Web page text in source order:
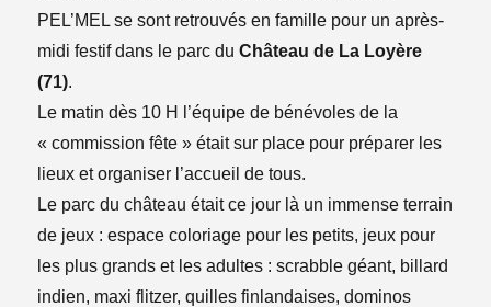
PEL’MEL se sont retrouvés en famille pour un après-
midi festif dans le parc duChâteau de La Loyère
(71).
Le matin dès 10 H l’équipe de bénévoles de la
« commission fête » était sur place pour préparer les
lieux et organiser l’accueil de tous.
Le parc du château était ce jour là un immense terrain
de jeux : espace coloriage pour les petits, jeux pour
les plus grands et les adultes : scrabble géant, billard
indien, maxi flitzer, quilles finlandaises, dominos